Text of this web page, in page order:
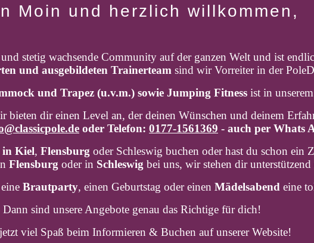
Moin und herzlich willkommen,
stetig wachsende Community auf der ganzen Welt und ist
und ausgebildeten Trainerteam sind wir Vorreiter in der
und Trapez (u.v.m.) sowie Jumping Fitness ist in
bieten dir einen Level an, der deinen Wünschen und deinem
oder Telefon: 0177-1561369 - auch per Whats
in Kiel, Flensburg oder Schleswig buchen oder hast du schon ein
Flensburg oder in Schleswig bei uns, wir stehen dir
Brautparty, einen Geburtstag oder einen Mädelsabend eine
Dann sind unsere Angebote genau das Richtige für dich!
viel Spaß beim Informieren & Buchen auf unserer Website!